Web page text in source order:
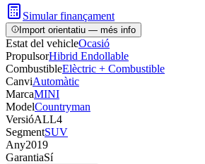
Simular finançament
Import orientatiu — més info
Estat del vehicleOcasió
PropulsorHibrid Endollable
CombustibleElèctric + Combustible
CanviAutomàtic
MarcaMINI
ModelCountryman
VersióALL4
SegmentSUV
Any2019
GarantiaSí